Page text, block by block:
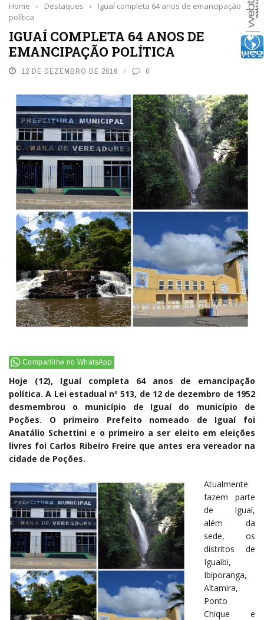
Home › Destaques ›
Iguaí completa 64 anos de emancipação
política
IGUAÍ COMPLETA 64 ANOS DE
EMANCIPAÇÃO POLÍTICA
12 DE DEZEMBRO DE 2016 0
Compartilhe no WhatsApp
Hoje (12), Iguaí completa 64 anos de emancipação
política. A Lei estadual nº 513, de 12 de dezembro de 1952
desmembrou o município de Iguaí do município de
Poções. O primeiro Prefeito nomeado de Iguaí foi
Anatálio Schettini e o primeiro a ser eleito em eleições
livres foi Carlos Ribeiro Freire que antes era vereador na
cidade de Poções.
Atualmente
fazem parte
de Iguaí,
além da
sede, os
distritos de
Iguaibi,
Ibiporanga,
Altamira,
Ponto
Chique e